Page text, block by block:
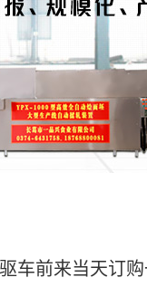
车前来当天订